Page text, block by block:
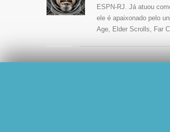
ESPN-RJ. Já atuou
ele é apaixonado pelo
Age, Elder Scrolls, Far